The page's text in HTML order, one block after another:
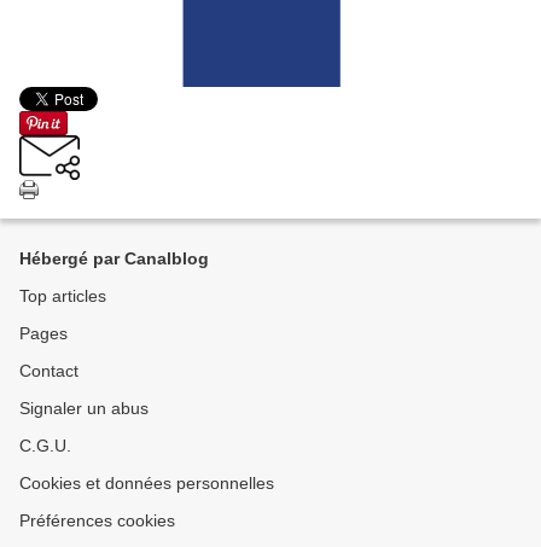
Hébergé par Canalblog
Top articles
Pages
Contact
Signaler un abus
C.G.U.
Cookies et données personnelles
Préférences cookies